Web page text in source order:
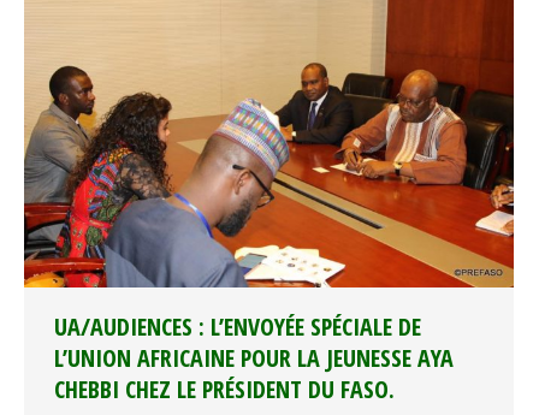
UA/AUDIENCES : L’ENVOYÉE SPÉCIALE DE
L’UNION AFRICAINE POUR LA JEUNESSE AYA
CHEBBI CHEZ LE PRÉSIDENT DU FASO.